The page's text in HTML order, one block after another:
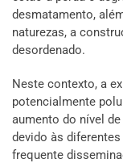
desmatamento,
naturezas, a
desordenado.
Neste contexto, a
potencialmente
aumento do nível
devido às
frequente